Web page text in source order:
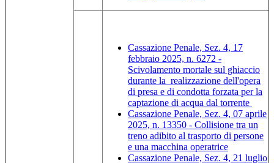
Cassazione Penale, Sez. 4, 17
febbraio 2025, n. 6272 -
Scivolamento mortale sul ghiaccio
durante la realizzazione dell'opera
di presa e di condotta forzata per la
captazione di acqua dal torrente
Cassazione Penale, Sez. 4, 07 aprile
2025, n. 13350 - Collisione tra un
treno adibito al trasporto di persone
e una macchina operatrice
Cassazione Penale, Sez. 4, 21 luglio